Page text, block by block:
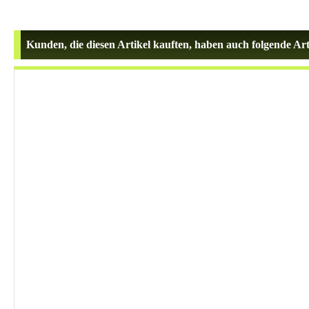
Kunden, die diesen Artikel kauften, haben auch folgende